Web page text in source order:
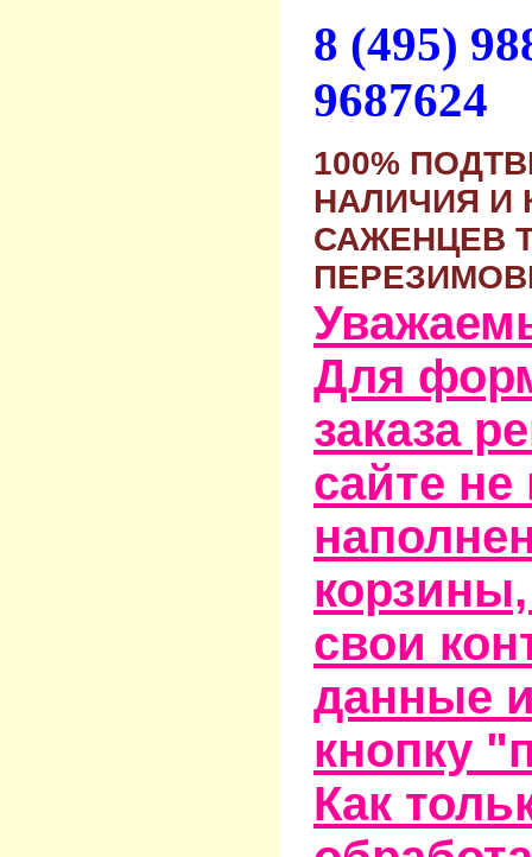
8 (495)
9687624
100%
НАЛИЧИЯ И
САЖЕНЦЕВ
Для
заказа
сайте
свои
данные
кнопку
Как